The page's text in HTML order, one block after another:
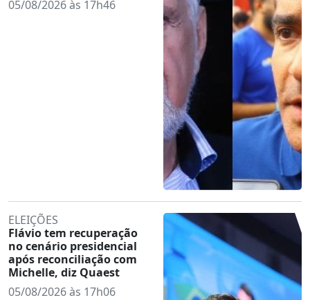
05/08/2026 às 17h46
ELEIÇÕES
Flávio tem recuperação
no cenário presidencial
após reconciliação com
Michelle, diz Quaest
05/08/2026 às 17h06